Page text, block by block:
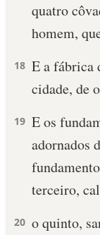
quatro
homem,
18 E a fábrica
cidade, de
19 E os
adornados
terceiro,
20 o quinto,